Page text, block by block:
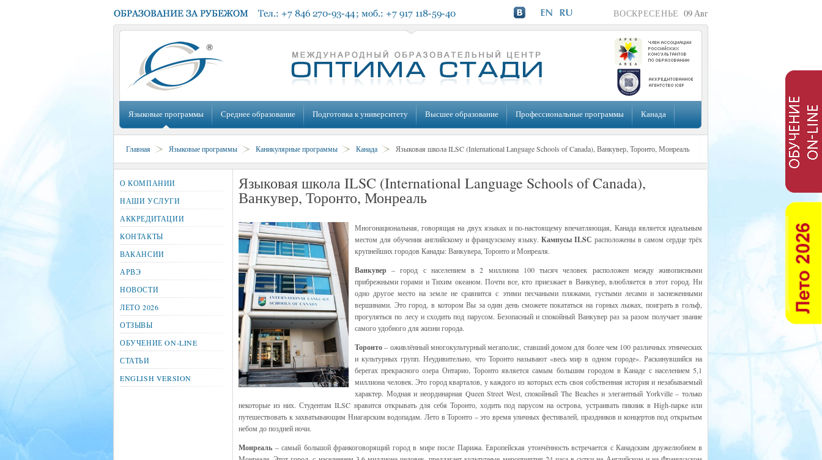
ВОСКРЕСЕНЬЕ 09Авг
Языковые программы Среднее образование Подготовка к университету Высшее образование Профессиональные программы Канада
Главная Языковые программы Каникулярные программы Канада Языковая школа ILSC (International Language Schools of Canada), Ванкувер, Торонто, Монреаль
Языковая школа ILSC (International Language Schools of Canada),
Ванкувер, Торонто, Монреаль
Многонациональная, говорящая на двух языках и по-настоящему впечатляющая, Канада является идеальным
местом для обучения английскому и французскому языку. Кампусы ILSС расположены в самом сердце трёх
крупнейших городов Канады: Ванкувера, Торонто и Монреаля.
Ванкувер – город с населением в 2 миллиона 100 тысяч человек расположен между живописными
прибрежными горами и Тихим океаном. Почти все, кто приезжает в Ванкувер, влюбляется в этот город. Ни
одно другое место на земле не сравнится с этими песчаными пляжами, густыми лесами и заснеженными
вершинами. Это город, в котором Вы за один день сможете покататься на горных лыжах, поиграть в гольф,
прогуляться по лесу и сходить под парусом. Безопасный и спокойный Ванкувер раз за разом получает звание
самого удобного для жизни города.
Торонто– оживлённый многокультурный мегаполис, ставший домом для более чем 100 различных этнических
и культурных групп. Неудивительно, что Торонто называют «весь мир в одном городе». Раскинувшийся на
берегах прекрасного озера Онтарио, Торонто является самым большим городом в Канаде с населением 5,1
миллиона человек. Это город кварталов, у каждого из которых есть своя собственная история и незабываемый
характер. Модная и неординарная Queen Street West, спокойный The Beaches и элегантный Yorkville – только
некоторые из них. Студентам ILSC нравится открывать для себя Торонто, ходить под парусом на острова, устраивать пикник в High-парке или
путешествовать к захватывающим Ниагарским водопадам. Лето в Торонто – это время уличных фестивалей, праздников и концертов под открытым
небом до поздней ночи.
Монреаль – самый большой франкоговорящий город в мире после Парижа. Европейская утончённость встречается с Канадским дружелюбием в
О КОМПАНИИ
НАШИ УСЛУГИ
АККРЕДИТАЦИИ
КОНТАКТЫ
ВАКАНСИИ
АРВЭ
НОВОСТИ
ЛЕТО 2026
ОТЗЫВЫ
ОБУЧЕНИЕ ON-LINE
СТАТЬИ
ENGLISH VERSION